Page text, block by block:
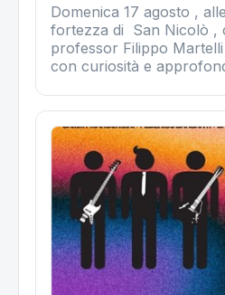
Domenica 17 agosto ,
fortezza di San Nicolò ,
professor Filippo
con curiosità e